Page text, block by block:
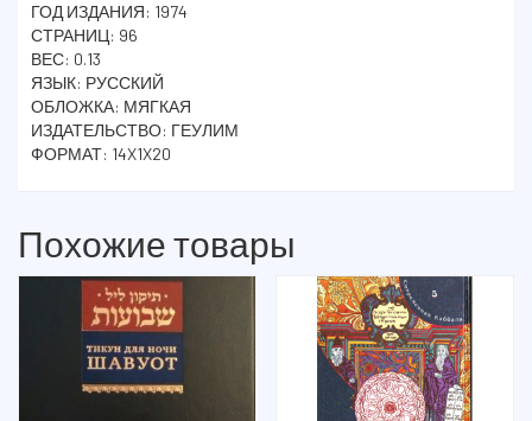
ГОД ИЗДАНИЯ: 1974
СТРАНИЦ: 96
ВЕС: 0.13
ЯЗЫК: РУССКИЙ
ОБЛОЖКА: МЯГКАЯ
ИЗДАТЕЛЬСТВО: ГЕУЛИМ
ФОРМАТ: 14X1X20
Похожие товары